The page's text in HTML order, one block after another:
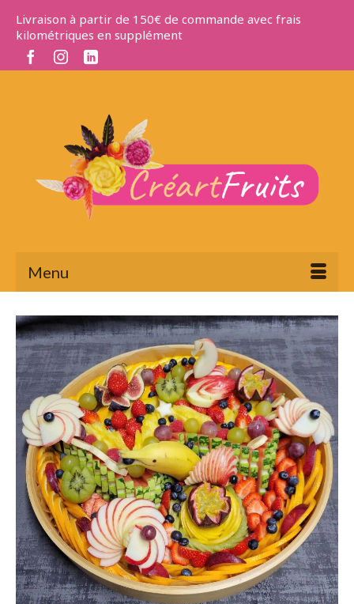
Livraison à partir de 150€ de commande avec frais
kilométriques en supplément
Menu